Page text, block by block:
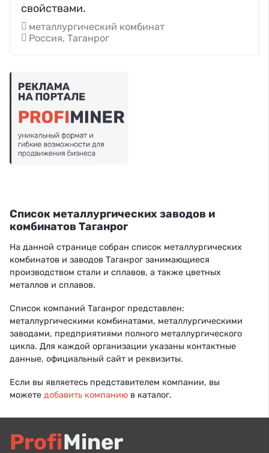
свойствами.
металлургический комбинат
Россия, Таганрог
Список металлургических заводов и
комбинатов Таганрог
На данной странице собран список металлургических
комбинатов и заводов Таганрог занимающиеся
производством стали и сплавов, а также цветных
металлов и сплавов.
Список компаний Таганрог представлен:
металлургическими комбинатами, металлургическими
заводами, предприятиями полного металлургического
цикла. Для каждой организации указаны контактные
данные, официальный сайт и реквизиты.
Если вы являетесь представителем компании, вы
можете добавить компанию в каталог.
ProfiMiner